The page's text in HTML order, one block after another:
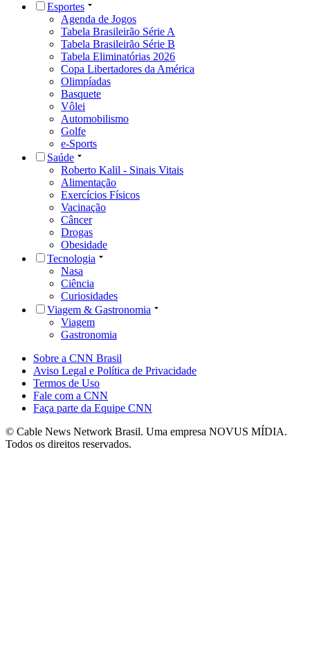
Esportes
Agenda de Jogos
Tabela Brasileirão Série A
Tabela Brasileirão Série B
Tabela Eliminatórias 2026
Copa Libertadores da América
Olimpíadas
Basquete
Vôlei
Automobilismo
Golfe
e-Sports
Saúde
Roberto Kalil - Sinais Vitais
Alimentação
Exercícios Físicos
Vacinação
Câncer
Drogas
Obesidade
Tecnologia
Nasa
Ciência
Curiosidades
Viagem & Gastronomia
Viagem
Gastronomia
Sobre a CNN Brasil
Aviso Legal e Política de Privacidade
Termos de Uso
Fale com a CNN
Faça parte da Equipe CNN
© Cable News Network Brasil. Uma empresa NOVUS MÍDIA.
Todos os direitos reservados.